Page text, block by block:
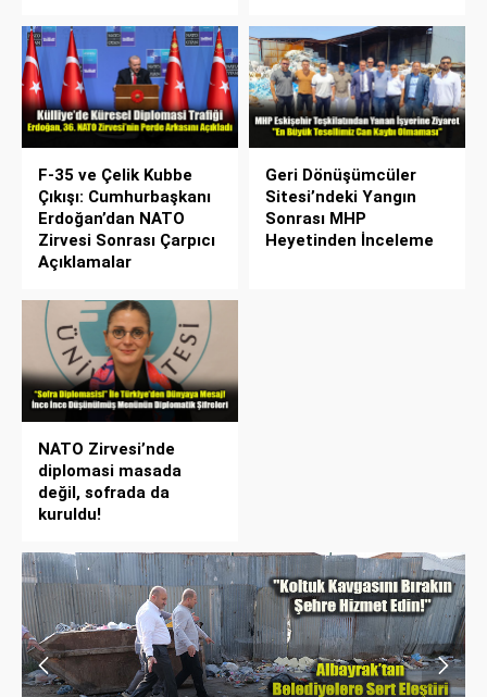
F-35 ve Çelik Kubbe
Çıkışı: Cumhurbaşkanı
Erdoğan’dan NATO
Zirvesi Sonrası Çarpıcı
Açıklamalar
Geri Dönüşümcüler
Sitesi’ndeki Yangın
Sonrası MHP
Heyetinden İnceleme
NATO Zirvesi’nde
diplomasi masada
değil, sofrada da
kuruldu!